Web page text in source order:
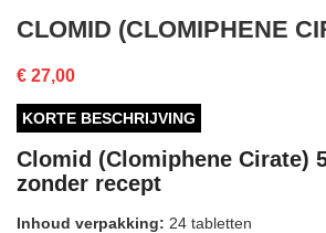
CLOMID (CLOMIPHENE
€ 27,00
KORTE BESCHRIJVING
Clomid (Clomiphene Cirate)
zonder recept
Inhoud verpakking: 24 tabletten